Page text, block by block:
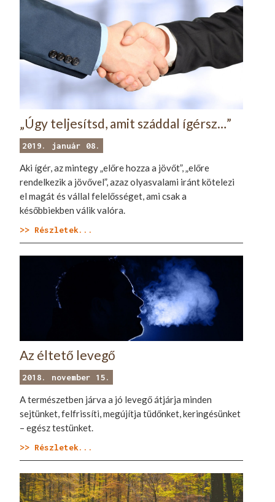
„Úgy teljesítsd, amit száddal ígérsz…”
2019. január 08.
Aki ígér, az mintegy „előre hozza a jövőt”, „előre
rendelkezik a jövővel”, azaz olyasvalami iránt kötelezi
el magát és vállal felelősséget, ami csak a
későbbiekben válik valóra.
>> Részletek...
Az éltető levegő
2018. november 15.
A természetben járva a jó levegő átjárja minden
sejtünket, felfrissíti, megújítja tüdőnket, keringésünket
– egész testünket.
>> Részletek...